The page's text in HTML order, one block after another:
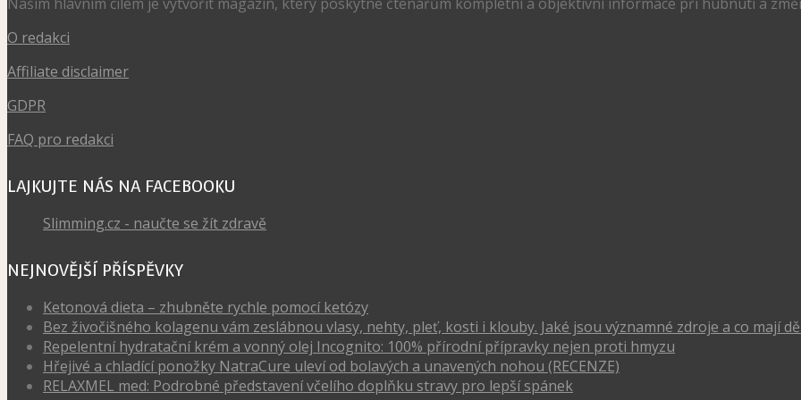
O redakci
Affiliate disclaimer
GDPR
FAQ pro redakci
LAJKUJTE NÁS NA FACEBOOKU
Slimming.cz - naučte se žít zdravě
NEJNOVĚJŠÍ PŘÍSPĚVKY
Ketonová dieta – zhubněte rychle pomocí ketózy
Bez živočišného kolagenu vám zeslábnou vlasy, nehty, pleť, kosti i klouby. Jaké jsou významné zdroje a co mají
Repelentní hydratační krém a vonný olej Incognito: 100% přírodní přípravky nejen proti hmyzu
Hřejivé a chladící ponožky NatraCure uleví od bolavých a unavených nohou (RECENZE)
RELAXMEL med: Podrobné představení včelího doplňku stravy pro lepší spánek